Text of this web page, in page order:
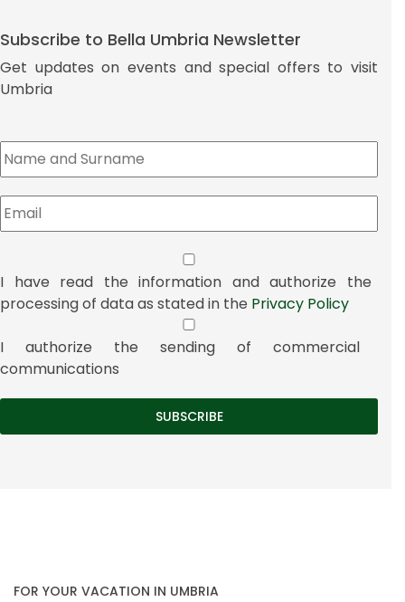
Subscribe to Bella Umbria Newsletter
Get updates on events and special offers to visit
Umbria
I have read the information and authorize the
processing of data as stated in the Privacy Policy
I authorize the sending of commercial
communications
FOR YOUR VACATION IN UMBRIA